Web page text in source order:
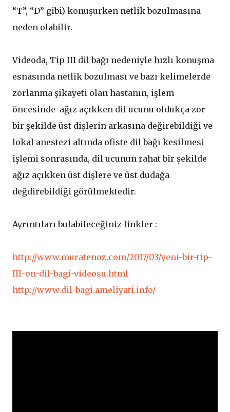
“T”, “D” gibi) konuşurken netlik bozulmasına
neden olabilir.
Videoda, Tip III dil bağı nedeniyle hızlı konuşma
esnasında netlik bozulması ve bazı kelimelerde
zorlanma şikayeti olan hastanın, işlem
öncesinde ağız açıkken dil ucunu oldukça zor
bir şekilde üst dişlerin arkasına değirebildiği ve
lokal anestezi altında ofiste dil bağı kesilmesi
işlemi sonrasında, dil ucunun rahat bir şekilde
ağız açıkken üst dişlere ve üst dudağa
değdirebildiği görülmektedir.
Ayrıntıları bulabileceğiniz linkler :
http://www.muratenoz.com/2017/03/yeni-bir-tip-
III-on-dil-bagi-videosu.html
http://www.dil-bagi.ameliyati.info/